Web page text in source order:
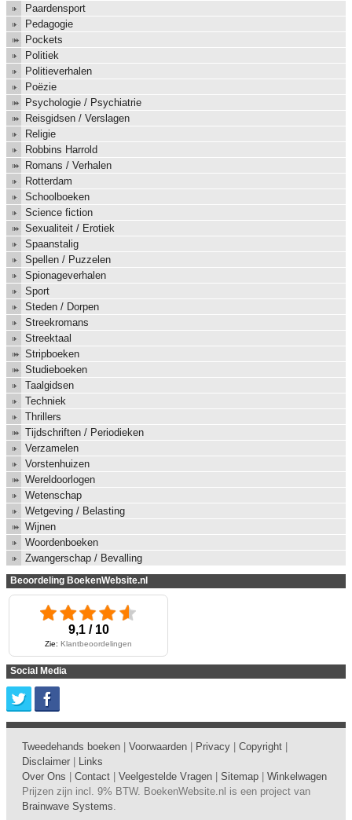
Paardensport
Pedagogie
Pockets
Politiek
Politieverhalen
Poëzie
Psychologie / Psychiatrie
Reisgidsen / Verslagen
Religie
Robbins Harrold
Romans / Verhalen
Rotterdam
Schoolboeken
Science fiction
Sexualiteit / Erotiek
Spaanstalig
Spellen / Puzzelen
Spionageverhalen
Sport
Steden / Dorpen
Streekromans
Streektaal
Stripboeken
Studieboeken
Taalgidsen
Techniek
Thrillers
Tijdschriften / Periodieken
Verzamelen
Vorstenhuizen
Wereldoorlogen
Wetenschap
Wetgeving / Belasting
Wijnen
Woordenboeken
Zwangerschap / Bevalling
Beoordeling BoekenWebsite.nl
9,1 / 10
Zie: Klantbeoordelingen
Social Media
Tweedehands boeken Voorwaarden Privacy Copyright
Disclaimer
Links
Over Ons
Contact Veelgestelde Vragen Sitemap
Winkelwagen
Prijzen zijn incl. 9% BTW. BoekenWebsite.nl is een project van
Brainwave Systems.